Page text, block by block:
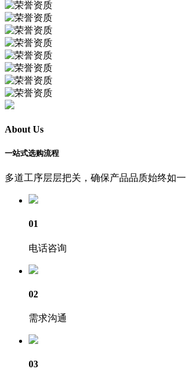
About Us
一站式选购流程
多道工序层层把关，确保产品品质始终如一
01
电话咨询
02
需求沟通
03